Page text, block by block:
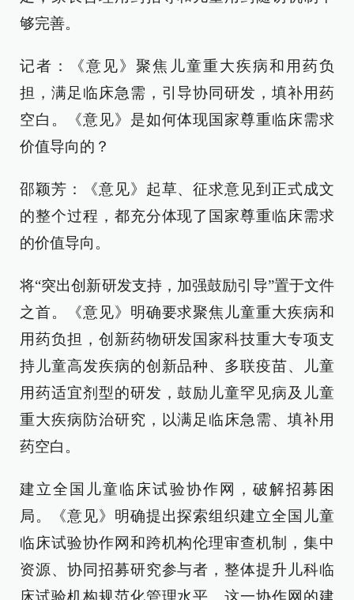
够完善。
记者：《意见》聚焦儿童重大疾病和用药负
担，满足临床急需，引导协同研发，填补用药
空白。《意见》是如何体现国家尊重临床需求
价值导向的？
邵颖芳：《意见》起草、征求意见到正式成文
的整个过程，都充分体现了国家尊重临床需求
的价值导向。
将“突出创新研发支持，加强鼓励引导”置于文件
之首。《意见》明确要求聚焦儿童重大疾病和
用药负担，创新药物研发国家科技重大专项支
持儿童高发疾病的创新品种、多联疫苗、儿童
用药适宜剂型的研发，鼓励儿童罕见病及儿童
重大疾病防治研究，以满足临床急需、填补用
药空白。
建立全国儿童临床试验协作网，破解招募困
局。《意见》明确提出探索组织建立全国儿童
临床试验协作网和跨机构伦理审查机制，集中
资源、协同招募研究参与者，整体提升儿科临